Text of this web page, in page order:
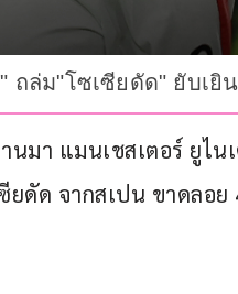
ล่ม"โซเซียดัด" ยับเยิ
มา แมนเชสเตอร์ ยูไน
ยดัด จากสเปน ขาดลอย